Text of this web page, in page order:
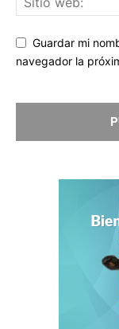
Guardar mi
navegador la